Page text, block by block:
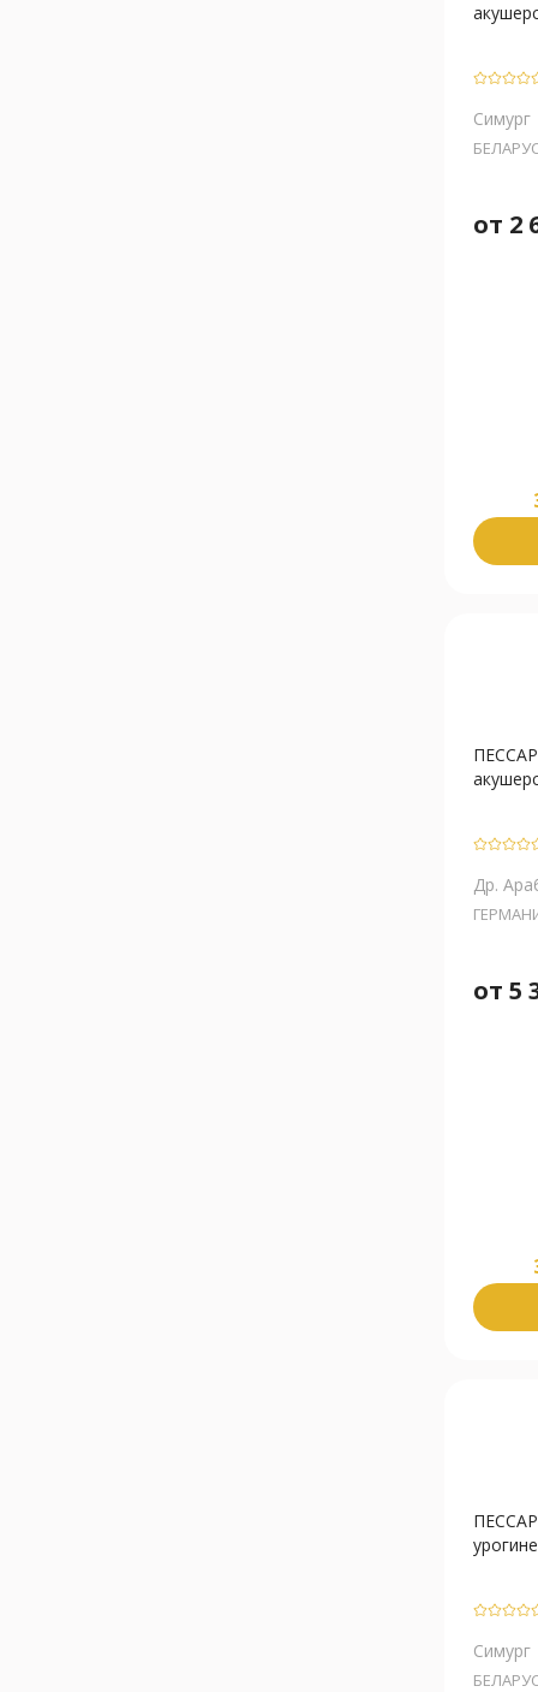
Симург
от 2
Др.
от 5
Симург